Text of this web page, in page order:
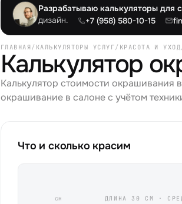
Разрабатываю калькуляторы для
дизайн.
+7 (958) 580-10-15
ГЛАВНАЯ/ КАЛЬКУЛЯТОРЫ УСЛУГ/ КРАСОТА И УХОД
Калькулятор
Калькулятор стоимости окрашивания
окрашивание в салоне с учётом
Что и сколько красим
см ДЛИНА 30 СМ ·